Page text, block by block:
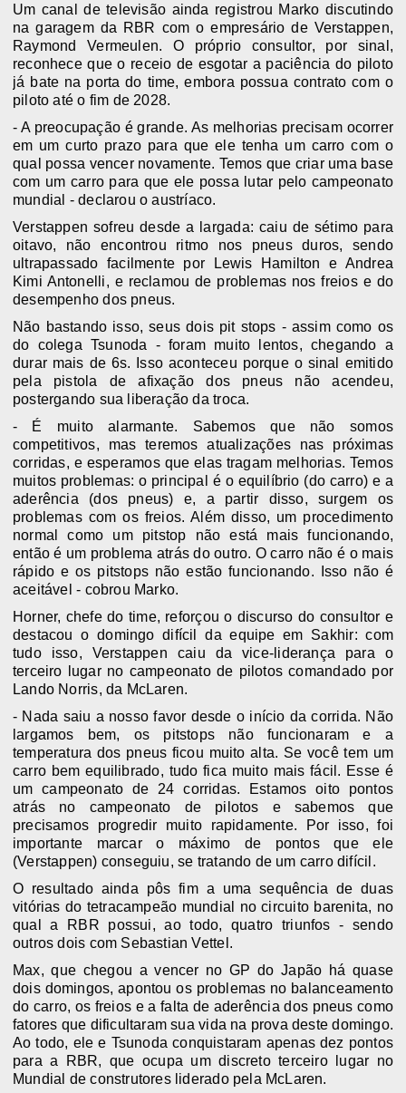
Um canal de televisão ainda registrou Marko discutindo
na garagem da RBR com o empresário de Verstappen,
Raymond Vermeulen. O próprio consultor, por sinal,
reconhece que o receio de esgotar a paciência do piloto
já bate na porta do time, embora possua contrato com o
piloto até o fim de 2028.
- A preocupação é grande. As melhorias precisam ocorrer
em um curto prazo para que ele tenha um carro com o
qual possa vencer novamente. Temos que criar uma base
com um carro para que ele possa lutar pelo campeonato
mundial - declarou o austríaco.
Verstappen sofreu desde a largada: caiu de sétimo para
oitavo, não encontrou ritmo nos pneus duros, sendo
ultrapassado facilmente por Lewis Hamilton e Andrea
Kimi Antonelli, e reclamou de problemas nos freios e do
desempenho dos pneus.
Não bastando isso, seus dois pit stops - assim como os
do colega Tsunoda - foram muito lentos, chegando a
durar mais de 6s. Isso aconteceu porque o sinal emitido
pela pistola de afixação dos pneus não acendeu,
postergando sua liberação da troca.
- É muito alarmante. Sabemos que não somos
competitivos, mas teremos atualizações nas próximas
corridas, e esperamos que elas tragam melhorias. Temos
muitos problemas: o principal é o equilíbrio (do carro) e a
aderência (dos pneus) e, a partir disso, surgem os
problemas com os freios. Além disso, um procedimento
normal como um pitstop não está mais funcionando,
então é um problema atrás do outro. O carro não é o mais
rápido e os pitstops não estão funcionando. Isso não é
aceitável - cobrou Marko.
Horner, chefe do time, reforçou o discurso do consultor e
destacou o domingo difícil da equipe em Sakhir: com
tudo isso, Verstappen caiu da vice-liderança para o
terceiro lugar no campeonato de pilotos comandado por
Lando Norris, da McLaren.
- Nada saiu a nosso favor desde o início da corrida. Não
largamos bem, os pitstops não funcionaram e a
temperatura dos pneus ficou muito alta. Se você tem um
carro bem equilibrado, tudo fica muito mais fácil. Esse é
um campeonato de 24 corridas. Estamos oito pontos
atrás no campeonato de pilotos e sabemos que
precisamos progredir muito rapidamente. Por isso, foi
importante marcar o máximo de pontos que ele
(Verstappen) conseguiu, se tratando de um carro difícil.
O resultado ainda pôs fim a uma sequência de duas
vitórias do tetracampeão mundial no circuito barenita, no
qual a RBR possui, ao todo, quatro triunfos - sendo
outros dois com Sebastian Vettel.
Max, que chegou a vencer no GP do Japão há quase
dois domingos, apontou os problemas no balanceamento
do carro, os freios e a falta de aderência dos pneus como
fatores que dificultaram sua vida na prova deste domingo.
Ao todo, ele e Tsunoda conquistaram apenas dez pontos
para a RBR, que ocupa umdiscreto terceiro lugar no
Mundial de construtores liderado pela McLaren.